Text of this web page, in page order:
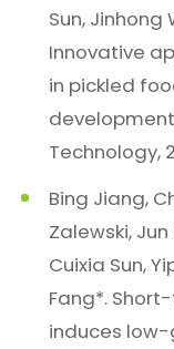
Sun, Jinhong
Innovative
in pickled
Technology,
Bing Jiang,
Zalewski,
Cuixia Sun,
Fang*.
induces